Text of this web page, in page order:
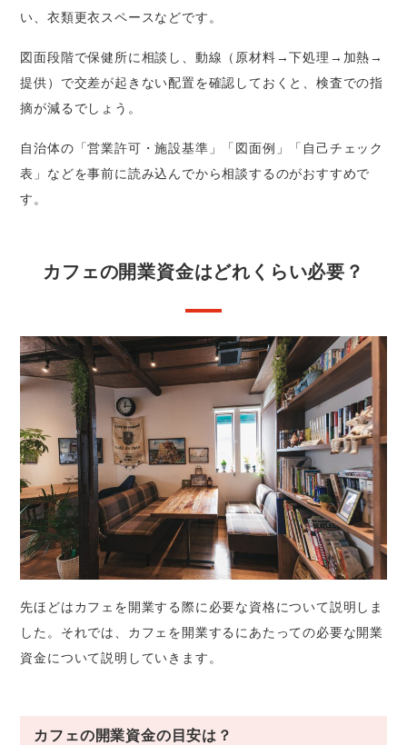
い、衣類更衣スペースなどです。
図面段階で保健所に相談し、動線（原材料→下処理→加熱→
提供）で交差が起きない配置を確認しておくと、検査での指
摘が減るでしょう。
自治体の「営業許可・施設基準」「図面例」「自己チェック
表」などを事前に読み込んでから相談するのがおすすめで
す。
カフェの開業資金はどれくらい必要？
先ほどはカフェを開業する際に必要な資格について説明しま
した。それでは、カフェを開業するにあたっての必要な開業
資金について説明していきます。
カフェの開業資金の目安は？